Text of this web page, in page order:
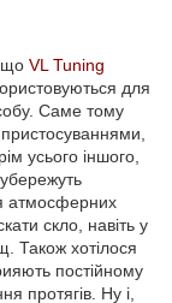
що VL Tuning
для
Саме тому
усього іншого,
атмосферних
скло, навіть у
Також хотілося
постійному
протягів. Ну і,